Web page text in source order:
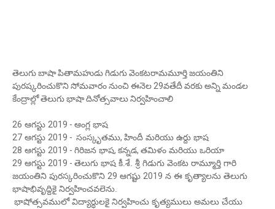
తెలుగు బాషా పితామహుడు గిడుగు వెంకటరామమూర్తి జయంతిని
పురష్కరించుకొని సోమవారం నుంచి ఈనెల 29వతేదీ వరకు అన్ని మండల
కేంద్రాల్లో తెలుగు భాషా దినోత్సవాలు నిర్వహించాలి
26 ఆగస్టు 2019 - ఆంగ్ల భాష
27 ఆగస్టు 2019 - సంస్కృతము, హిందీ మరియు ఉర్దు భాష
28 ఆగస్టు 2019 - గిరిజన భాష, కన్నడ, తమిళం మరియు ఒరియా
29 ఆగస్టు 2019 - తెలుగు భాష కీ.శే. శ్రీ గిడుగు వెంకట రామ్మూర్తి గారి
జయంతిని పురస్కరించుకొని 29 ఆగష్టు 2019 న ఈ కృత్యాలను తెలుగు
భాషాభివృద్దికై నిర్వహించవలెను.
భాషోత్సవములో విద్యార్ధులకై నిర్వహించు కృత్యములు అమలు చేయు